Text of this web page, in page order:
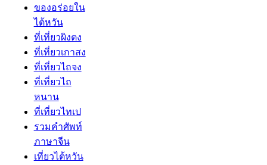
ของอร่อยใน
ไต้หวัน
ที่เที่ยวผิงตง
ที่เที่ยวเกาสง
ที่เที่ยวไถจง
ที่เที่ยวไถ
หนาน
ที่เที่ยวไทเป
รวมคำศัพท์
ภาษาจีน
เที่ยวไต้หวัน